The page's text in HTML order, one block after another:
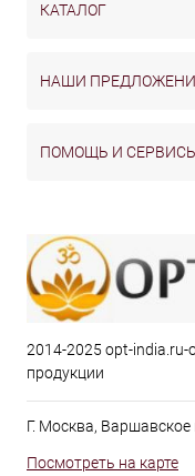
КАТАЛОГ
НАШИ
ПОМОЩЬ И
2014-2025 opt-india.ru-
продукции
Г. Москва,
Посмотреть на карте